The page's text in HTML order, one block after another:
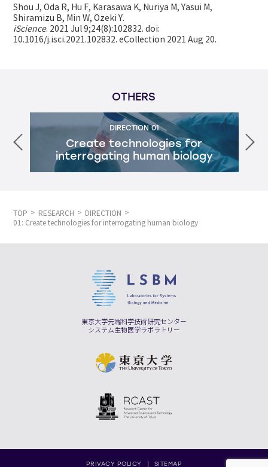
Shou J, Oda R, Hu F, Karasawa K, Nuriya M, Yasui M,
Shiramizu B, Min W,Ozeki Y.
iScience. 2021 Jul 9;24(8):102832. doi:
10.1016/j.isci.2021.102832. eCollection 2021 Aug 20.
OTHERS
DIRECTION 01
Create technologies for
interrogating human biology
TOP RESEARCH
DIRECTION
01: Create technologies for interrogating human biology
東京大学先端科学技術研究センター
システム生物医学ラボラトリー
PRIVACY POLICY SITEMAP